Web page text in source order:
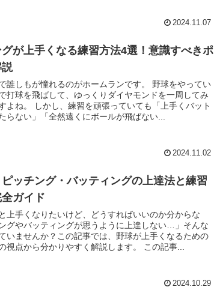
2024.11.07
が上手くなる練習方法4選！意識すべきポ
説
誰しもが憧れるのがホームランです。 野球をやってい
打球を飛ばして、ゆっくりダイヤモンドを一周してみ
よね。 しかし、練習を頑張っていても「上手くバット
らない」「全然遠くにボールが飛ばない...
2024.11.02
ッチング・バッティングの上達法と練習
ガイド
上手くなりたいけど、どうすればいいのか分からな
グやバッティングが思うように上達しない…」そんな
いませんか？この記事では、野球が上手くなるための
視点から分かりやすく解説します。 この記事...
2024.10.29